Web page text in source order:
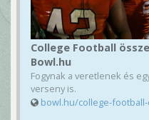
College Football
Bowl.hu
Fogynak a veretlenek és
verseny is.
bowl.hu/college-